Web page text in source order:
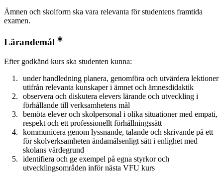
Ämnen och skolform ska vara relevanta för studentens framtida
examen.
Lärandemål
Efter godkänd kurs ska studenten kunna:
under handledning planera, genomföra och utvärdera lektioner
utifrån relevanta kunskaper i ämnet och ämnesdidaktik
observera och diskutera elevers lärande och utveckling i
förhållande till verksamhetens mål
bemöta elever och skolpersonal i olika situationer med empati,
respekt och ett professionellt förhållningssätt
kommunicera genom lyssnande, talande och skrivande på ett
för skolverksamheten ändamålsenligt sätt i enlighet med
skolans värdegrund
identifiera och ge exempel på egna styrkor och
utvecklingsområden inför nästa VFU kurs